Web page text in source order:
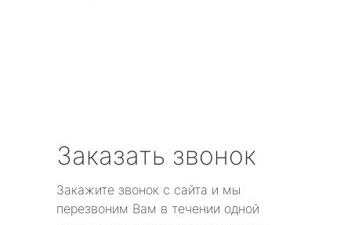
Заказать звонок
Закажите звонок с сайта и мы
перезвоним Вам в течении одной